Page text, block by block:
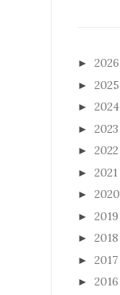
► 2026
► 2025
► 2024
► 2023
► 2022
► 2021
► 2020
► 2019
► 2018
► 2017
► 2016